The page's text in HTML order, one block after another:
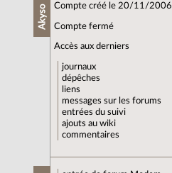
Akyso Compte créé le 20/11/2006
Compte fermé
Accès aux derniers
journaux
dépêches
liens
messages sur les forums
entrées du suivi
ajouts au wiki
commentaires